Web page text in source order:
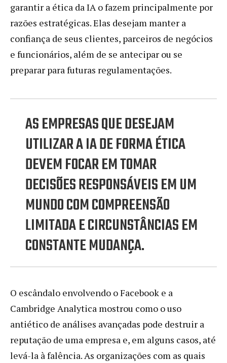
garantir a ética da IA o fazem principalmente por
razões estratégicas. Elas desejam manter a
confiança de seus clientes, parceiros de negócios
e funcionários, além de se antecipar ou se
preparar para futuras regulamentações.
AS EMPRESAS QUE DESEJAM
UTILIZAR A IA DE FORMA ÉTICA
DEVEM FOCAR EM TOMAR
DECISÕES RESPONSÁVEIS EM UM
MUNDO COM COMPREENSÃO
LIMITADA E CIRCUNSTÂNCIAS EM
CONSTANTE MUDANÇA.
O escândalo envolvendo o Facebook e a
Cambridge Analytica mostrou como o uso
antiético de análises avançadas pode destruir a
reputação de uma empresa e, em alguns casos, até
levá-la à falência. As organizações com as quais